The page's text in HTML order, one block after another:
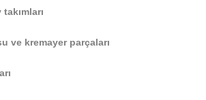
ve kremayer parçaları